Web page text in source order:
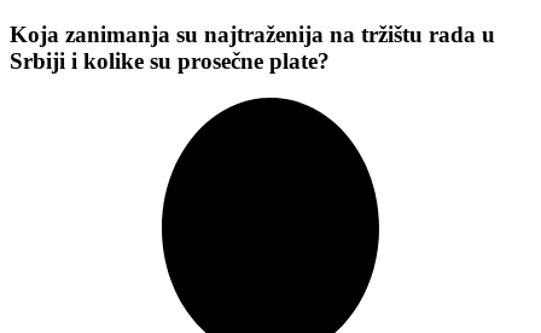
Koja zanimanja su najtraženija na tržištu rada u
Srbiji i kolike su prosečne plate?